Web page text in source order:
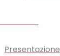
Presentazione